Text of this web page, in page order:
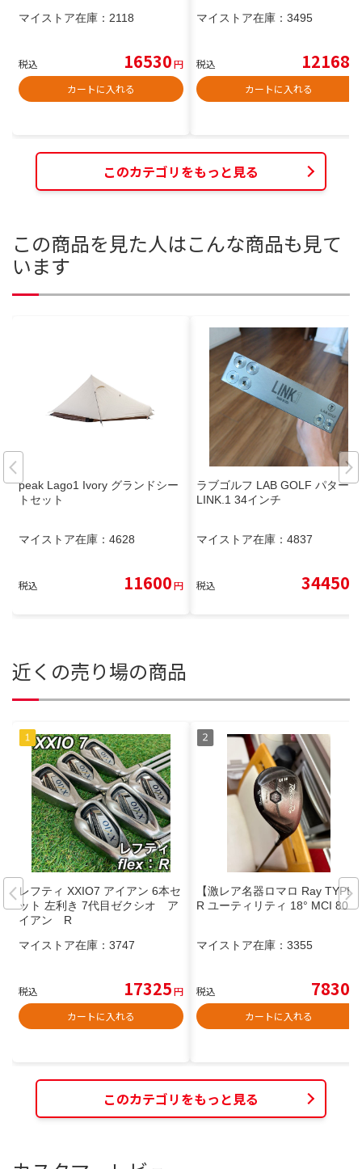
マイストア在庫： 2118
税込 16530円
カートに入れる
マイストア在庫： 3495
税込 12168
カートに入れる
このカテゴリをもっと見る
この商品を見た人はこんな商品も見て
います
peak Lago1 Ivory グランドシー
トセット
マイストア在庫： 4628
税込 11600円
ラブゴルフ LAB GOLF パター
LINK.1 34インチ
マイストア在庫： 4837
税込 34450
近くの売り場の商品
レフティ XXIO7 アイアン 6本セ
ット 左利き 7代目ゼクシオ ア
イアン R
マイストア在庫： 3747
税込 17325円
カートに入れる
【激レア名器ロマロ Ray TYPE
R ユーティリティ 18° MCI 80S
マイストア在庫： 3355
税込 7830
カートに入れる
このカテゴリをもっと見る